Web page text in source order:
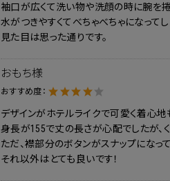
袖口が広くて洗い物や洗顔の時に腕を捲
水がつきやすくてべちゃべちゃになってし
見た目は思った通りです。
おもち様
おすすめ度：
デザインがホテルライクで可愛く着心地
身長が155で丈の長さが心配でしたが、
ただ、襟部分のボタンがスナップになっ
それ以外はとても良いです！